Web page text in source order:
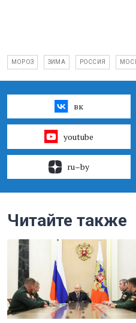
МОРОЗ ЗИМА РОССИЯ
вк
youtube
ru–by
Читайте также